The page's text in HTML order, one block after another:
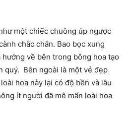
một chiếc chuông úp ngược
chắc chắn. Bao bọc xung
về bên trong bông hoa tạo
quý. Bên ngoài là một vẻ đẹp
hoa này lại có độ bền và lâu
ít người đã mê mẩn loài hoa